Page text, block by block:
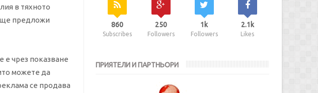
в тяхното
ще предложи
е чрез показване
можете да
се продава
860
Subscribes
250
Followers
1k
Followers
2.1k
Likes
ПРИЯТЕЛИ И ПАРТНЬОРИ